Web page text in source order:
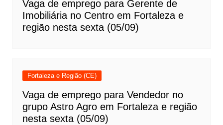
Vaga de emprego para Gerente de
Imobiliária no Centro em Fortaleza e
região nesta sexta (05/09)
Fortaleza e Região (CE)
Vaga de emprego para Vendedor no
grupo Astro Agro em Fortaleza e região
nesta sexta (05/09)